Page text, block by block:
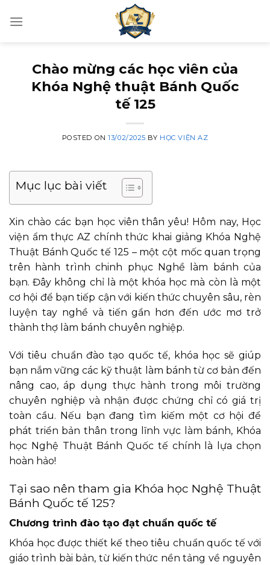
Chào mừng các học viên của
Khóa Nghệ thuật Bánh Quốc
tế 125
POSTED ON13/02/2025 BY HỌC VIỆN AZ
Mục lục bài viết
Xin chào các bạn học viên thân yêu! Hôm nay, Học
viện ẩm thực AZ chính thức khai giảng Khóa Nghệ
Thuật Bánh Quốc tế 125 – một cột mốc quan trọng
trên hành trình chinh phục Nghề
làm bánh của
bạn. Đây không chỉ là một khóa học mà còn là một
cơ hội để bạn tiếp cận với kiến thức chuyên sâu, rèn
luyện tay nghề và tiến gần hơn đến ước mơ trở
thành thợ làm bánh chuyên nghiệp.
Với tiêu chuẩn đào tạo quốc tế, khóa học sẽ giúp
bạn nắm vững các kỹ thuật làm bánh từ cơ bản đến
nâng cao, áp dụng thực hành trong môi trường
chuyên nghiệp và nhận được chứng chỉ có giá trị
toàn cầu. Nếu bạn đang tìm kiếm một cơ hội để
phát triển bản thân trong lĩnh vực làm bánh, Khóa
học Nghệ Thuật Bánh Quốc tếchính là lựa chọn
hoàn hảo!
Tại sao nên tham gia Khóa học Nghệ Thuật
Bánh Quốc tế 125?
Chương trình đào tạo đạt chuẩn quốc tế
Khóa học được thiết kế theo tiêu chuẩn quốc tế với
giáo trình bài bản, từ kiến thức nền tảng về nguyên